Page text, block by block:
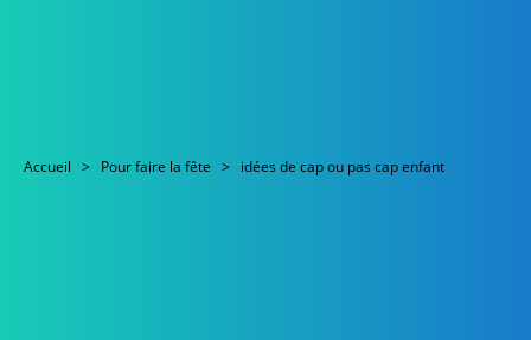
Accueil Pour faire la fête idées de cap ou pas cap enfant